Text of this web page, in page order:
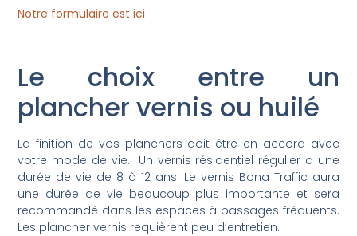
Notre formulaire est ici
Le choix entre un
plancher vernis ou huilé
La finition de vos planchers doit être en accord avec
votre mode de vie. Un vernis résidentiel régulier a une
durée de vie de 8 à 12 ans. Le vernis Bona Traffic aura
une durée de vie beaucoup plus importante et sera
recommandé dans les espaces à passages fréquents.
Les plancher vernis requièrent peu d’entretien.